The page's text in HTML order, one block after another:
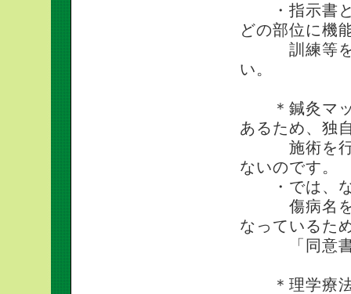
・指示書と
どの部位に機
訓練等をし
い。
＊鍼灸マッ
あるため、独
施術を行う
ないのです。
・では、な
傷病名を証
なっているた
「同意書＝
＊理学療法